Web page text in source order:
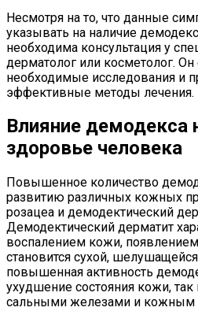
Несмотря на то, что данные
указывать на наличие
необходима консультация у
дерматолог или косметолог.
необходимые исследования и
эффективные методы лечения.
Влияние демодекса
здоровье человека
Повышенное количество
развитию различных кожных
розацеа и демодектический
Демодектический дерматит
воспалением кожи,
становится сухой,
повышенная активность
ухудшение состояния кожи,
сальными железами и кожным